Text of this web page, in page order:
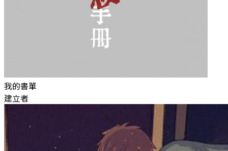
我的書單
建立者